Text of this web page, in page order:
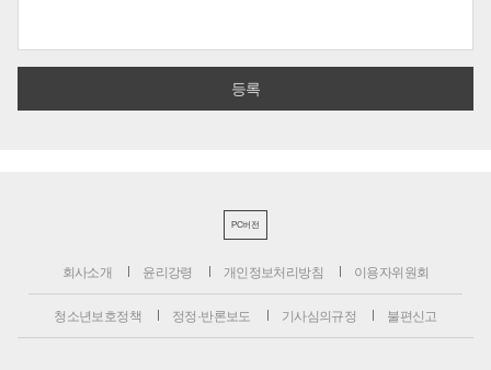
PC버전
회사소개 윤리강령 개인정보처리방침 이용자위원회
청소년보호정책 정정·반론보도 기사심의규정 불편신고